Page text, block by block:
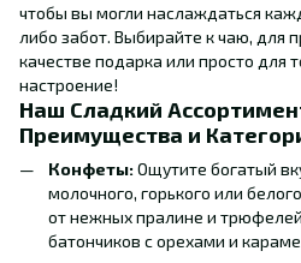
чтобы вы могли наслаждаться
либо забот. Выбирайте к чаю, для
качестве подарка или просто для
настроение!
Наш Сладкий
Преимущества и
Конфеты:Ощутите богатый
молочного, горького или
от нежных пралине и
батончиков с орехами и